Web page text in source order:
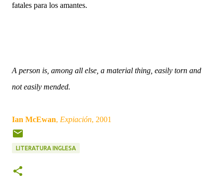
fatales para los amantes.
A person is, among all else, a material thing, easily torn and
not easily mended.
Ian McEwan, Expiación, 2001
LITERATURA INGLESA